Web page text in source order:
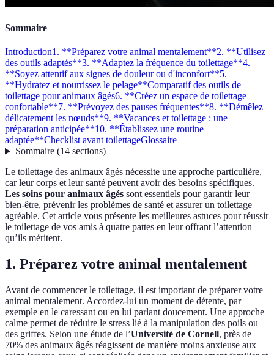
Sommaire
Introduction1. **Préparez votre animal mentalement**2. **Utilisez
des outils adaptés**3. **Adaptez la fréquence du toilettage**4.
**Soyez attentif aux signes de douleur ou d'inconfort**5.
**Hydratez et nourrissez le pelage**Comparatif des outils de
toilettage pour animaux âgés6. **Créez un espace de toilettage
confortable**7. **Prévoyez des pauses fréquentes**8. **Démêlez
délicatement les nœuds**9. **Vacances et toilettage : une
préparation anticipée**10. **Établissez une routine
adaptée**Checklist avant toilettageGlossaire
Sommaire(14 sections)
Le toilettage des animaux âgés nécessite une approche particulière,
car leur corps et leur santé peuvent avoir des besoins spécifiques.
Les soins pour animaux âgés sont essentiels pour garantir leur
bien-être, prévenir les problèmes de santé et assurer un toilettage
agréable. Cet article vous présente les meilleures astuces pour réussir
le toilettage de vos amis à quatre pattes en leur offrant l’attention
qu’ils méritent.
1. Préparez votre animal mentalement
Avant de commencer le toilettage, il est important de préparer votre
animal mentalement. Accordez-lui un moment de détente, par
exemple en le caressant ou en lui parlant doucement. Une approche
calme permet de réduire le stress lié à la manipulation des poils ou
des griffes. Selon une étude de l’Université de Cornell, près de
70% des animaux âgés réagissent de manière moins anxieuse aux